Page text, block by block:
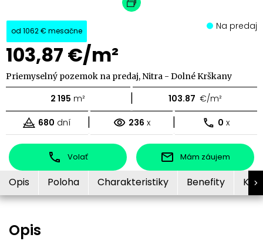
od 1062 € mesačne
103,87 €/m²
Na predaj
Priemyselný pozemok na predaj, Nitra - Dolné Krškany
2 195 m² | 103.87 €/m²
680 dní | 236 x | 0 x
Volať Mám záujem
Opis Poloha Charakteristiky Benefity
Opis